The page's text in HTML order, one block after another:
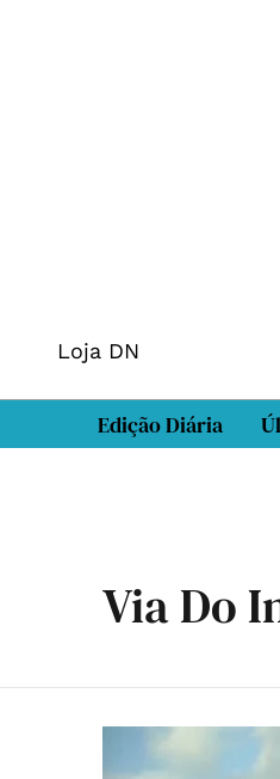
Loja DN
Edição Diária
Via Do